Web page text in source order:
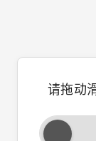
请拖动